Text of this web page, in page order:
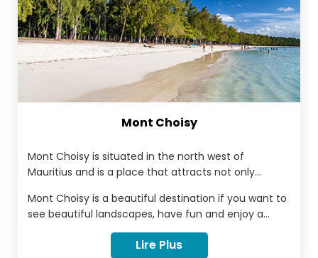
Mont Choisy
Mont Choisy is situated in the north west of
Mauritius and is a place that attracts not only
things to do in Mont Choisy, many activities,
restaurants, and many hotels to discover. However it
is well known above all because of the beautiful
beach found there.
Mont Choisy is a beautiful destination if you want to
see beautiful landscapes, have fun and enjoy a
great time by the perfect beach.
Lire Plus